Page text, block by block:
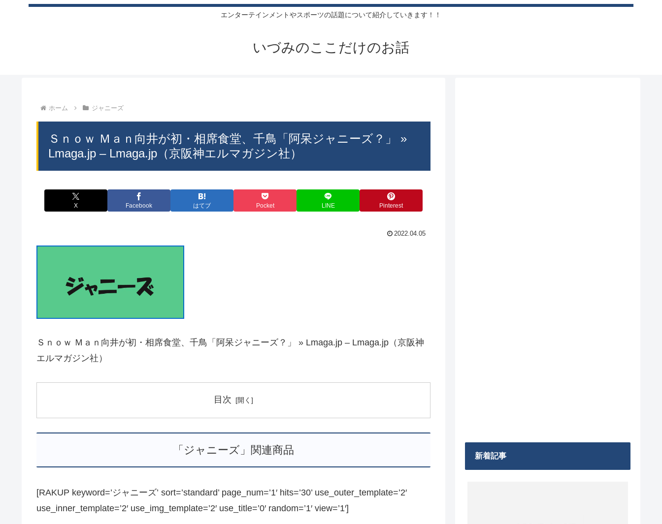
エンターテインメントやスポーツの話題について紹介していきます！！
いづみのここだけのお話
ホーム ジャニーズ
Ｓｎｏｗ Ｍａｎ向井が初・相席食堂、千鳥「阿呆ジャニーズ？」 »
Lmaga.jp – Lmaga.jp（京阪神エルマガジン社）
X Facebook はてブ Pocket LINE Pinterest
2022.04.05
Ｓｎｏｗ Ｍａｎ向井が初・相席食堂、千鳥「阿呆ジャニーズ？」 » Lmaga.jp – Lmaga.jp（京阪神
エルマガジン社）
目次
「ジャニーズ」関連商品
[RAKUP keyword=’ジャニーズ’ sort=’standard’ page_num=’1′ hits=’30’ use_outer_template=’2′
use_inner_template=’2′ use_img_template=’2′ use_title=’0′ random=’1′ view=’1′]
新着記事